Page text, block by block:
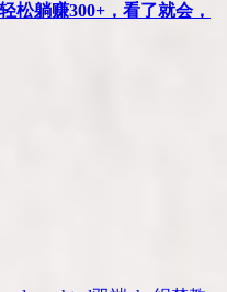
松躺赚300+，看了就会，